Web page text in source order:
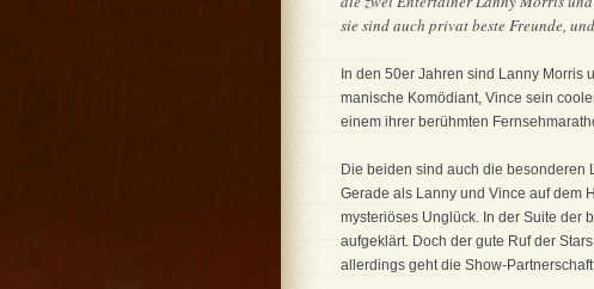
sie sind auch privat beste Freunde,
In den 50er Jahren sind Lanny Morris
manische Komödiant, Vince sein
einem ihrer berühmten
Die beiden sind auch die besonderen
Gerade als Lanny und Vince auf dem
mysteriöses Unglück. In der Suite der
aufgeklärt. Doch der gute Ruf der
allerdings geht die Show-